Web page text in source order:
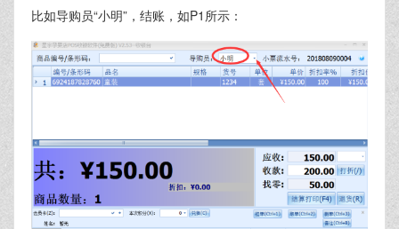
比如导购员“小明”，结账，如P1所示：